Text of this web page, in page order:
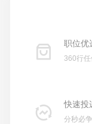
职位优
360行
快速投
分秒必